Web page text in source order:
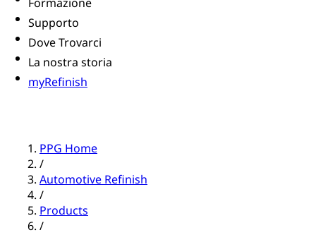
Supporto
Dove Trovarci
La nostra storia
myRefinish
PPG Home
/
Automotive Refinish
/
Products
/